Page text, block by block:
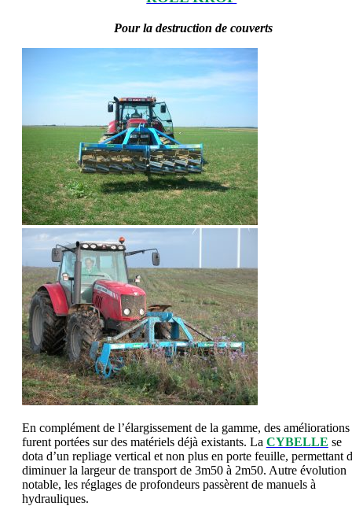
Pour la destruction de couverts
En complément de l’élargissement de la gamme, des améliorations
furent portées sur des matériels déjà existants. La CYBELLE se
dota d’un repliage vertical et non plus en porte feuille, permettant
diminuer la largeur de transport de 3m50 à 2m50. Autre évolution
notable, les réglages de profondeurs passèrent de manuels à
hydrauliques.